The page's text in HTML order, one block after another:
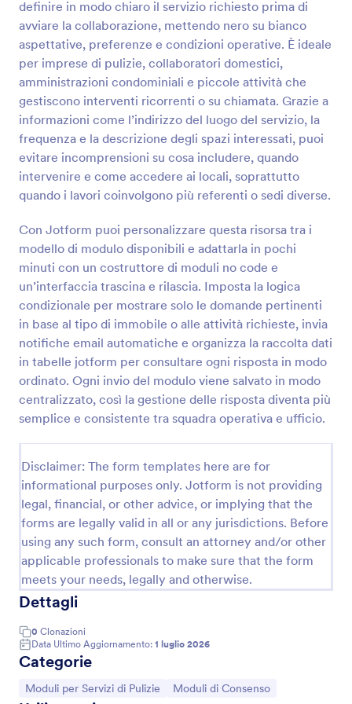
definire in modo chiaro il servizio richiesto prima di
avviare la collaborazione, mettendo nero su bianco
aspettative, preferenze e condizioni operative. È ideale
per imprese di pulizie, collaboratori domestici,
amministrazioni condominiali e piccole attività che
gestiscono interventi ricorrenti o su chiamata. Grazie a
informazioni come l’indirizzo del luogo del servizio, la
frequenza e la descrizione degli spazi interessati, puoi
evitare incomprensioni su cosa includere, quando
intervenire e come accedere ai locali, soprattutto
quando i lavori coinvolgono più referenti o sedi diverse.
Con Jotform puoi personalizzare questa risorsa tra i
modello di modulo disponibili e adattarla in pochi
minuti con un costruttore di moduli no code e
un’interfaccia trascina e rilascia. Imposta la logica
condizionale per mostrare solo le domande pertinenti
in base al tipo di immobile o alle attività richieste, invia
notifiche email automatiche e organizza la raccolta dati
in tabelle jotform per consultare ogni risposta in modo
ordinato. Ogni invio del modulo viene salvato in modo
centralizzato, così la gestione delle risposta diventa più
semplice e consistente tra squadra operativa e ufficio.
Disclaimer: The form templates here are for
informational purposes only. Jotform is not providing
legal, financial, or other advice, or implying that the
forms are legally valid in all or any jurisdictions. Before
using any such form, consult an attorney and/or other
applicable professionals to make sure that the form
meets your needs, legally and otherwise.
Dettagli
0 Clonazioni
Data Ultimo Aggiornamento: 1 luglio 2026
Categorie
Vai alla Categoria:
Moduli per Servizi di Pulizie Vai alla Categoria:
Moduli di Consenso
Anteprima
Modulo Di Informazioni Cliente Servizio Di Pulizia
Raccogli richieste per servizi di pulizia e organizza la
raccolta dati dei clienti con il Modulo di informazioni
imprese e professionisti che vogliono gestire ogni
invio del modulo in modo ordinato.
Go to Category:
Moduli per Servizi di Pulizie
Usa Template
Anteprima